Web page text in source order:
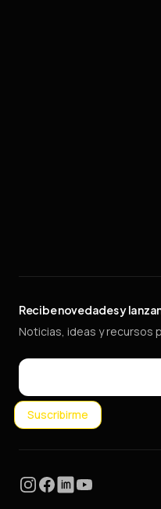
Recibe novedades y
Noticias, ideas y recursos
Email
Suscribirme
Instagram
Facebook
LinkedInYouTube